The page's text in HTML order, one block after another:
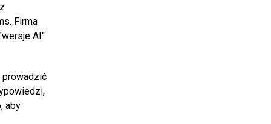
z
Firma
AI"
prowadzić
aby